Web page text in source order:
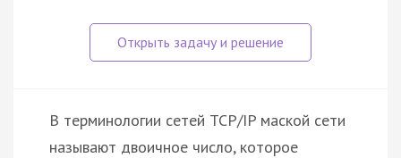
В терминологии сетей TCP/IP маской сети
называют двоичное число, которое